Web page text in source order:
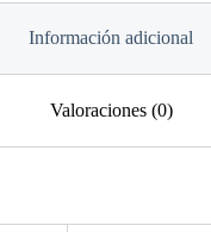
Información adicional
Valoraciones (0)